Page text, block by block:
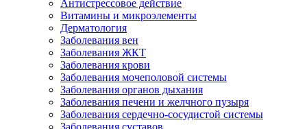
Антистрессовое действие
Витамины и микроэлементы
Дерматология
Заболевания вен
Заболевания ЖКТ
Заболевания крови
Заболевания мочеполовой системы
Заболевания органов дыхания
Заболевания печени и желчного пузыря
Заболевания сердечно-сосудистой системы
Заболевания суставов